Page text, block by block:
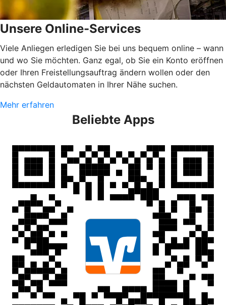
Unsere Online-Services
Viele Anliegen erledigen Sie bei uns bequem online – wann
und wo Sie möchten. Ganz egal, ob Sie ein Konto eröffnen
oder Ihren Freistellungsauftrag ändern wollen oder den
nächsten Geldautomaten in Ihrer Nähe suchen.
Mehr erfahren
Beliebte Apps